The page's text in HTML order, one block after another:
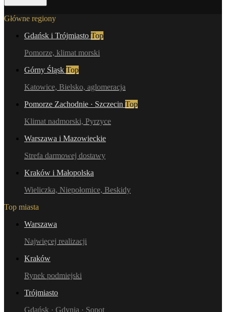
Główne regiony
Gdańsk i Trójmiasto Top
Pomorze, klimat morski
Górny Śląsk Top
Katowice, Bielsko, aglomeracja
Pomorze Zachodnie · Szczecin Top
Klimat nadmorski, Pyrzyce
Warszawa i Mazowieckie
Strefa darmowej dostawy
Kraków i Małopolska
Wieliczka, Niepołomice, Beskidy
Top miasta
Warszawa
Najwięcej realizacji
Kraków
Rynek podmiejski
Trójmiasto
Gdańsk · Gdynia · Sopot